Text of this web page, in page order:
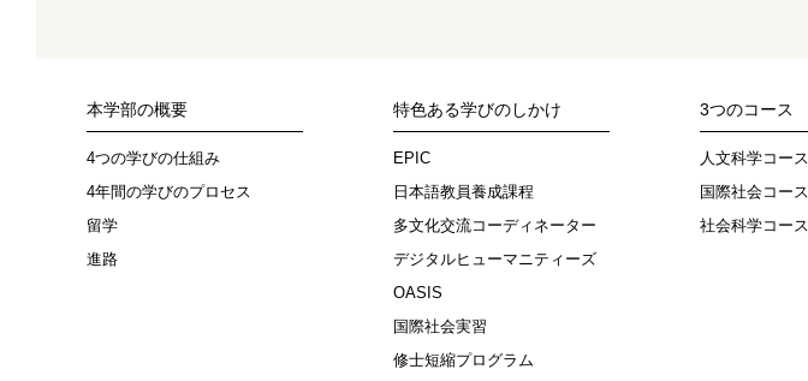
本学部の概要
4つの学びの仕組み
4年間の学びのプロセス
留学
進路
特色ある学びのしかけ
EPIC
日本語教員養成課程
多文化交流コーディネーター
デジタルヒューマニティーズ
OASIS
国際社会実習
修士短縮プログラム
3つのコース
人文科学コース
国際社会コース
社会科学コース